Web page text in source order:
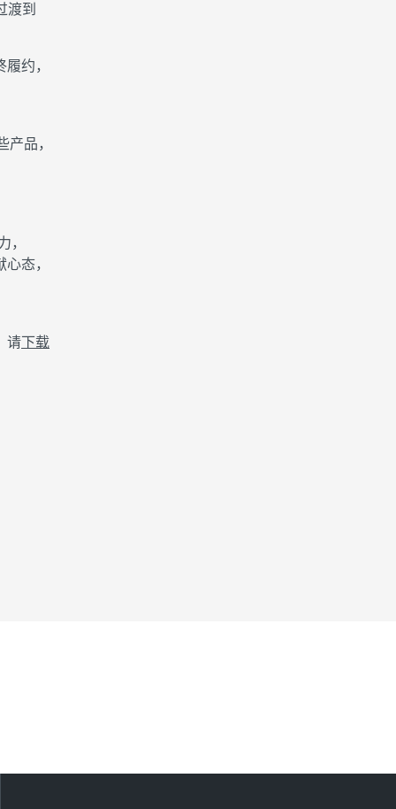
渡到
约，
品，
态，
请下载